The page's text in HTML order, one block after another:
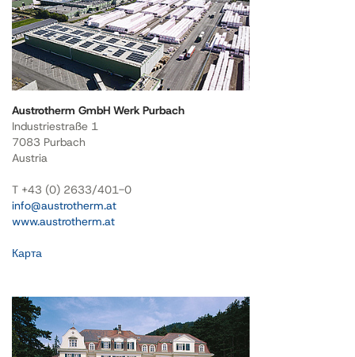
Austrotherm GmbH Werk Purbach
Industriestraße 1
7083 Purbach
Austria
T +43 (0) 2633/401-0
info@austrotherm.at
www.austrotherm.at
Карта